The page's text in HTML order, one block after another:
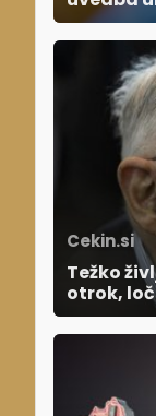
Cekin.si
Težko
otrok,